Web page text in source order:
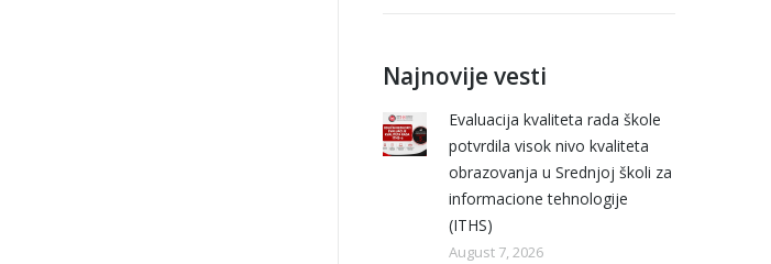
Najnovije vesti
Evaluacija kvaliteta rada škole
potvrdila visok nivo kvaliteta
obrazovanja u Srednjoj školi za
informacione tehnologije
(ITHS)
August 7, 2026